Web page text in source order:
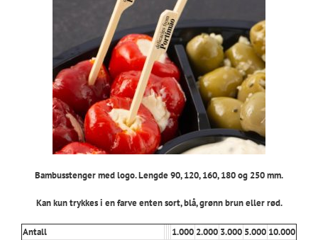
Bambusstenger med logo. Lengde 90, 120, 160, 180 og 250 mm.
Kan kun trykkes i en farve enten sort, blå, grønn brun eller rød.
Antall 1.000 2.000 3.000 5.000 10.000